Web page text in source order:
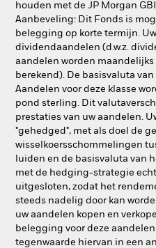
houden met de JP Morgan
Aanbeveling: Dit Fonds is
belegging op korte termijn.
dividendaandelen (d.w.z.
aandelen worden
berekend). De basisvaluta
Aandelen voor deze klasse
pond sterling. Dit
prestaties van uw aandelen.
"gehedged", met als doel de
wisselkoersschommelingen
luiden en de basisvaluta van
met de hedging-strategie
uitgesloten, zodat het
steeds nadelig door kan
uw aandelen kopen en
belegging voor deze
tegenwaarde hiervan in een